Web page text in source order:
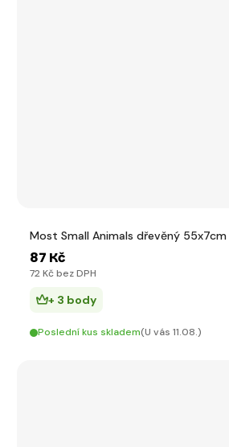
Most Small Animals dřevěný 55x7cm
87 Kč
72 Kč bez DPH
+ 3 body
Poslední kus skladem(U vás 11.08.)